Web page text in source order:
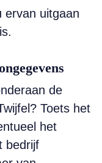
ervan uitgaan
de
Toets het
het
bedrijf